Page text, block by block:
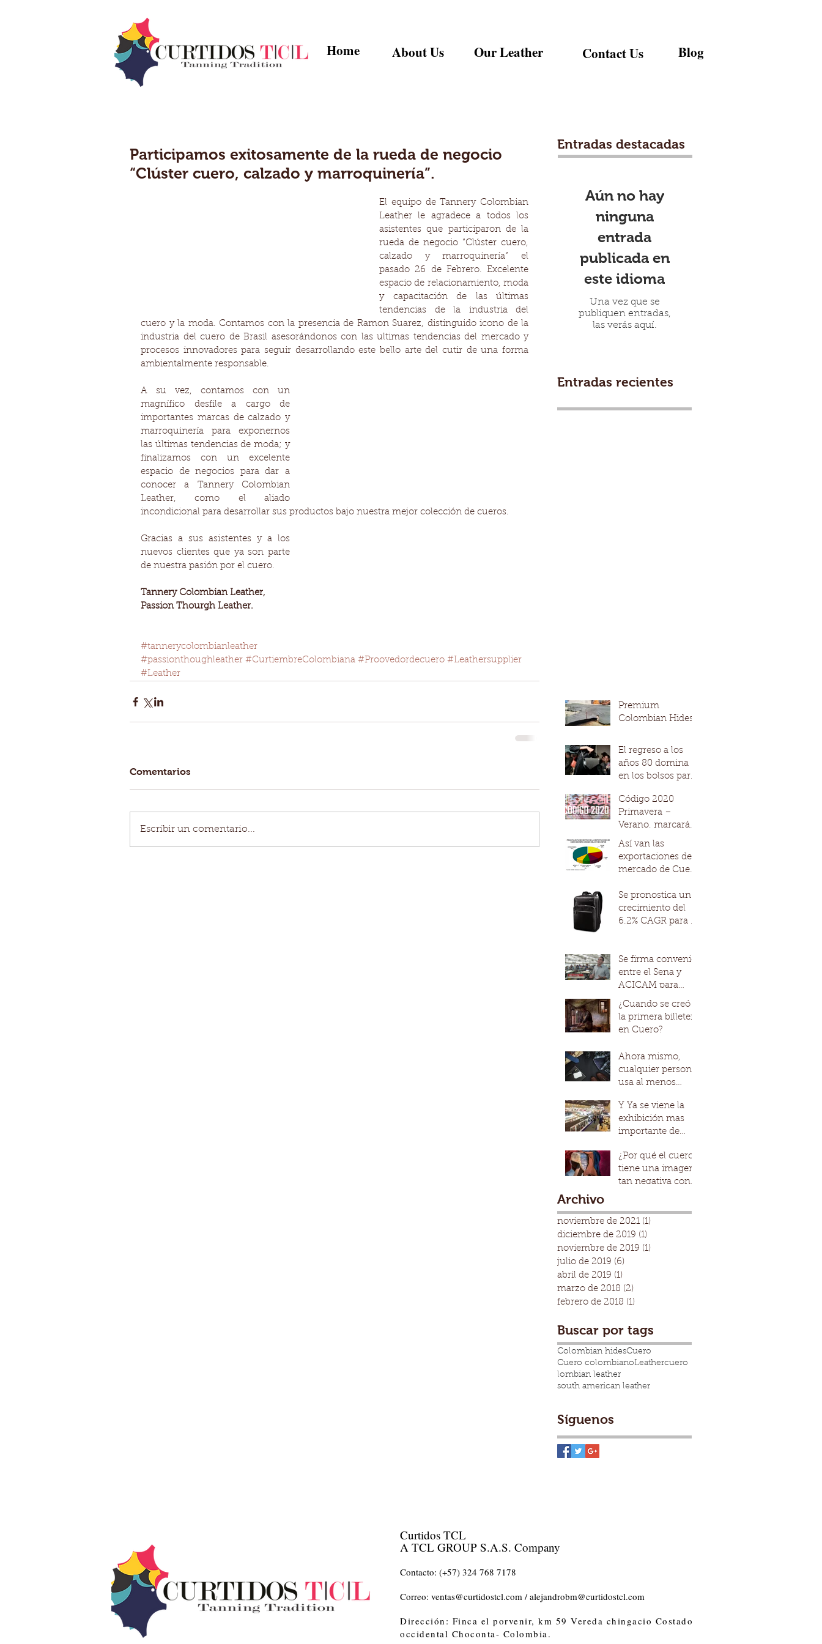
Home About Us Our Leather Contact Us Blog
Participamos exitosamente de la rueda de negocio
“Clúster cuero, calzado y marroquinería”.
El equipo de Tannery Colombian
Leather le agradece a todos los
asistentes que participaron de la
rueda de negocio “Clúster cuero,
calzado y marroquinería” el
pasado 26 de Febrero. Excelente
espacio de relacionamiento, moda
y capacitación de las últimas
tendencias de la industria del
cuero y la moda. Contamos con la presencia de Ramon Suarez, distinguido icono de la
industria del cuero de Brasil asesorándonos con las ultimas tendencias del mercado y
procesos innovadores para seguir desarrollando este bello arte del cutir de una forma
ambientalmente responsable.
A su vez, contamos con un
magnífico desfile a cargo de
importantes marcas de calzado y
marroquinería para exponernos
las últimas tendencias de moda; y
finalizamos con un excelente
espacio de negocios para dar a
conocer a Tannery Colombian
Leather, como el aliado
incondicional para desarrollar sus productos bajo nuestra mejor colección de cueros.
Gracias a sus asistentes y a los
nuevos clientes que ya son parte
de nuestra pasión por el cuero.
Tannery Colombian Leather,
Passion Thourgh Leather.
#tannerycolombianleather
#passionthoughleather #CurtiembreColombiana #Proovedordecuero #Leathersupplier
#Leather
Comentarios
Escribir un comentario...
Entradas destacadas
Aún no hay
ninguna
entrada
publicada en
este idioma
Una vez que se
publiquen entradas,
las verás aquí.
Entradas recientes
Premium
Colombian Hides
El regreso a los
años 80 domina
en los bolsos para
mujeres
Código 2020
Primavera –
Verano, marcará
el inicio de una
nueva década de
moda
Así van las
exportaciones del
mercado de Cuero
Se pronostica un
crecimiento del
6.2% CAGR para el
cuero de la mano
Se firma convenio
entre el Sena y
ACICAM para
fortalecer la
competitividad de
los modelos
¿Cuando se creó
la primera billetera
en Cuero?
Ahora mismo,
cualquier persona
usa al menos
cuero de
promedio
Y Ya se viene la
exhibición mas
importante de
Colombia
IFLS+EICI
¿Por qué el cuero
tiene una imagen
tan negativa con
Archivo
noviembre de 2021 (1)
diciembre de 2019 (1)
noviembre de 2019 (1)
julio de 2019 (6)
abril de 2019 (1)
marzo de 2018 (2)
febrero de 2018 (1)
Buscar por tags
Colombian hidesCuero
Cuero colombianoLeathercuero
lombian leather
south american leather
Síguenos
Curtidos TCL
A TCL GROUP S.A.S. Company
Contacto: (+57) 324 768 7178
Correo: ventas@curtidostcl.com /alejandrobm@curtidostcl.com
Dirección: Finca el porvenir, km 59 Vereda chingacio Costado
occidental Choconta- Colombia.